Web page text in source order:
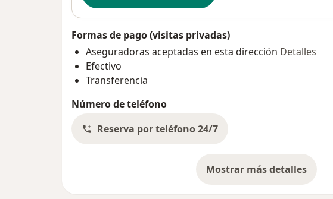
Formas de pago (visitas privadas)
Aseguradoras aceptadas en esta dirección Detalles
Efectivo
Transferencia
Número de teléfono
Reserva por teléfono 24/7
Mostrar más detalles
sobre la dirección